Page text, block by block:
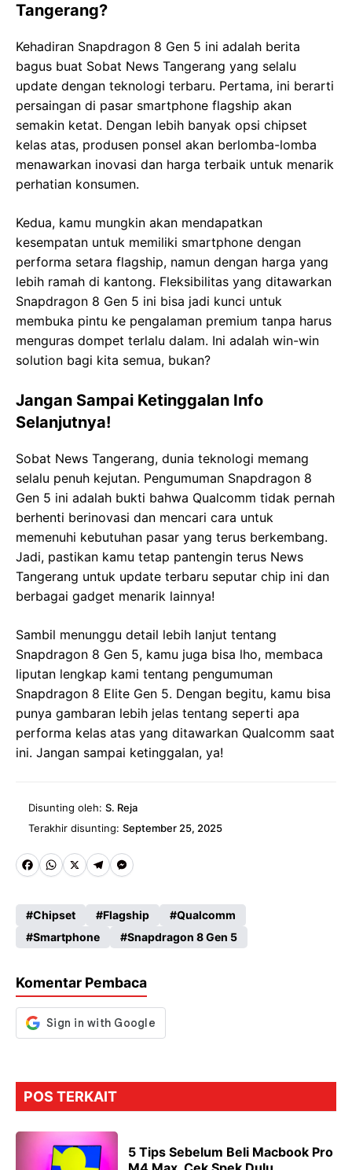
Tangerang?
Kehadiran Snapdragon 8 Gen 5 ini adalah berita
bagus buat Sobat News Tangerang yang selalu
update dengan teknologi terbaru. Pertama, ini berarti
persaingan di pasar smartphone flagship akan
semakin ketat. Dengan lebih banyak opsi chipset
kelas atas, produsen ponsel akan berlomba-lomba
menawarkan inovasi dan harga terbaik untuk menarik
perhatian konsumen.
Kedua, kamu mungkin akan mendapatkan
kesempatan untuk memiliki smartphone dengan
performa setara flagship, namun dengan harga yang
lebih ramah di kantong. Fleksibilitas yang ditawarkan
Snapdragon 8 Gen 5 ini bisa jadi kunci untuk
membuka pintu ke pengalaman premium tanpa harus
menguras dompet terlalu dalam. Ini adalah win-win
solution bagi kita semua, bukan?
Jangan Sampai Ketinggalan Info
Selanjutnya!
Sobat News Tangerang, dunia teknologi memang
selalu penuh kejutan. Pengumuman Snapdragon 8
Gen 5 ini adalah bukti bahwa Qualcomm tidak pernah
berhenti berinovasi dan mencari cara untuk
memenuhi kebutuhan pasar yang terus berkembang.
Jadi, pastikan kamu tetap pantengin terus News
Tangerang untuk update terbaru seputar chip ini dan
berbagai gadget menarik lainnya!
Sambil menunggu detail lebih lanjut tentang
Snapdragon 8 Gen 5, kamu juga bisa lho, membaca
liputan lengkap kami tentang pengumuman
Snapdragon 8 Elite Gen 5. Dengan begitu, kamu bisa
punya gambaran lebih jelas tentang seperti apa
performa kelas atas yang ditawarkan Qualcomm saat
ini. Jangan sampai ketinggalan, ya!
Disunting oleh: S. Reja
Terakhir disunting: September 25, 2025
Fa
b
o
k
W
ts
A
p
X
Te
gr
a
M
se
n
er
Chipset Flagship
Qualcomm
Smartphone
Snapdragon 8 Gen 5
Komentar Pembaca
POS TERKAIT
5 Tips Sebelum Beli Macbook Pro